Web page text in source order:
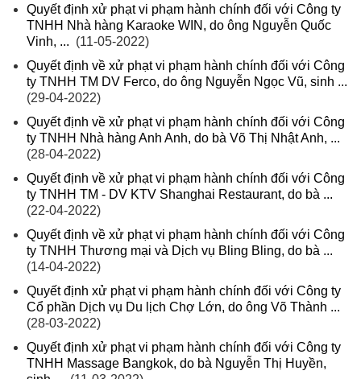
Quyết định xử phạt vi phạm hành chính đối với Công ty
TNHH Nhà hàng Karaoke WIN, do ông Nguyễn Quốc
Vinh, ... (11-05-2022)
Quyết định về xử phạt vi phạm hành chính đối với Công
ty TNHH TM DV Ferco, do ông Nguyễn Ngọc Vũ, sinh ...
(29-04-2022)
Quyết định về xử phạt vi phạm hành chính đối với Công
ty TNHH Nhà hàng Anh Anh, do bà Võ Thị Nhật Anh, ...
(28-04-2022)
Quyết định về xử phạt vi phạm hành chính đối với Công
ty TNHH TM - DV KTV Shanghai Restaurant, do bà ...
(22-04-2022)
Quyết định về xử phạt vi phạm hành chính đối với Công
ty TNHH Thương mại và Dịch vụ Bling Bling, do bà ...
(14-04-2022)
Quyết định xử phạt vi phạm hành chính đối với Công ty
Cổ phần Dịch vụ Du lịch Chợ Lớn, do ông Võ Thành ...
(28-03-2022)
Quyết định xử phạt vi phạm hành chính đối với Công ty
TNHH Massage Bangkok, do bà Nguyễn Thị Huyền,